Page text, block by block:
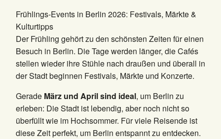
Frühlings-Events in Berlin 2026: Festivals, Märkte &
Kulturtipps
Der Frühling gehört zu den schönsten Zeiten für einen
Besuch in Berlin. Die Tage werden länger, die Cafés
stellen wieder ihre Stühle nach draußen und überall in
der Stadt beginnen Festivals, Märkte und Konzerte.
Gerade März und April sind ideal, um Berlin zu
erleben: Die Stadt ist lebendig, aber noch nicht so
überfüllt wie im Hochsommer. Für viele Reisende ist
diese Zeit perfekt, um Berlin entspannt zu entdecken.